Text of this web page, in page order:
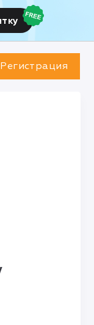
Регистрация